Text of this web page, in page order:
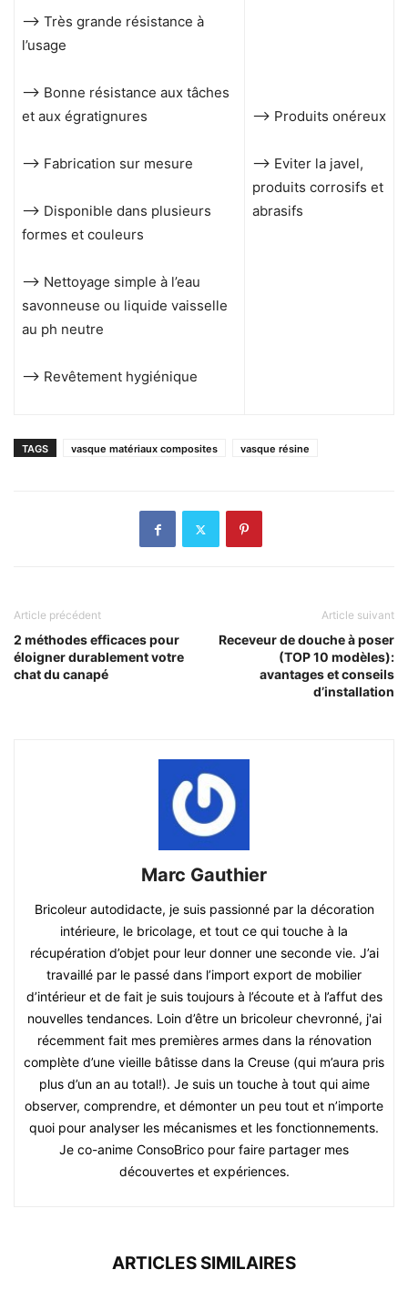
–> Très grande résistance à
l’usage
–> Bonne résistance aux tâches
et aux égratignures
–> Fabrication sur mesure
–> Disponible dans plusieurs
formes et couleurs
–> Nettoyage simple à l’eau
savonneuse ou liquide vaisselle
au ph neutre
–> Revêtement hygiénique
–> Produits onéreux
–> Eviter la javel,
produits corrosifs et
abrasifs
TAGS vasque matériaux composites vasque résine
Article précédent
2 méthodes efficaces pour
éloigner durablement votre
chat du canapé
Article suivant
Receveur de douche à poser
(TOP 10 modèles):
avantages et conseils
d’installation
Marc Gauthier
Bricoleur autodidacte, je suis passionné par la décoration
intérieure, le bricolage, et tout ce qui touche à la
récupération d’objet pour leur donner une seconde vie. J’ai
travaillé par le passé dans l’import export de mobilier
d’intérieur et de fait je suis toujours à l’écoute et à l’affut des
nouvelles tendances. Loin d’être un bricoleur chevronné, j'ai
récemment fait mes premières armes dans la rénovation
complète d’une vieille bâtisse dans la Creuse (qui m’aura pris
plus d’un an au total!). Je suis un touche à tout qui aime
observer, comprendre, et démonter un peu tout et n’importe
quoi pour analyser les mécanismes et les fonctionnements.
Je co-anime ConsoBrico pour faire partager mes
découvertes et expériences.
ARTICLES SIMILAIRES